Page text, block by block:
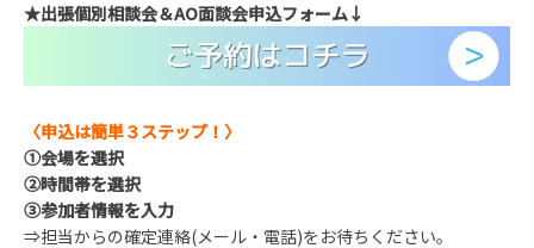
★出張個別相談会＆AO面談会申込フォーム↓
〈申込は簡単３ステップ！〉
①会場を選択
②時間帯を選択
③参加者情報を入力
⇒担当からの確定連絡(メール・電話)をお待ちください。